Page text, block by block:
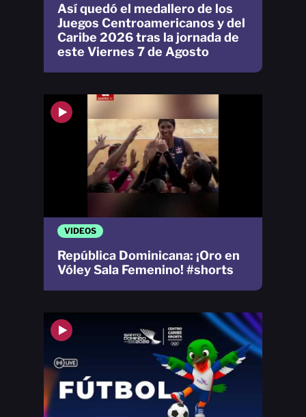
VIDEOS
República Dominicana: ¡Oro en
Vóley Sala Femenino! #shorts
Así quedó el medallero de los
Juegos Centroamericanos y del
Caribe 2026 tras la jornada de
este Viernes 7 de Agosto